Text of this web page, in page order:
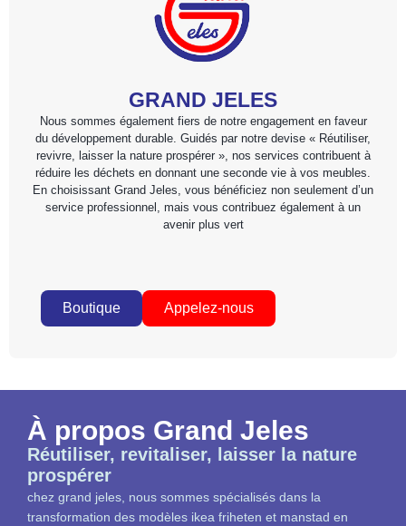
GRAND JELES
Nous sommes également fiers de notre engagement en faveur
du développement durable. Guidés par notre devise « Réutiliser,
revivre, laisser la nature prospérer », nos services contribuent à
réduire les déchets en donnant une seconde vie à vos meubles.
En choisissant Grand Jeles, vous bénéficiez non seulement d’un
service professionnel, mais vous contribuez également à un
avenir plus vert
Boutique Appelez-nous
À propos Grand Jeles
Réutiliser, revitaliser, laisser la nature
prospérer
chez grand jeles, nous sommes spécialisés dans la
transformation des modèles ikea friheten et manstad en